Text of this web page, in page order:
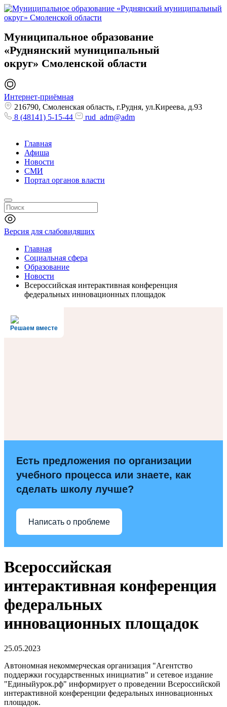
Муниципальное образование
«Руднянский муниципальный
округ» Смоленской области
Интернет-приёмная
216790, Смоленская область, г.Рудня, ул.Киреева, д.93
8 (48141) 5-15-44
rud_adm@adm
Главная
Афиша
Новости
СМИ
Портал органов власти
Версия для слабовидящих
Главная
Социальная сфера
Образование
Новости
Всероссийская интерактивная конференция
федеральных инновационных площадок
Решаем вместе
Есть предложения по организации
учебного процесса или знаете, как
сделать школу лучше?
Написать о проблеме
Всероссийская
интерактивная конференция
федеральных
инновационных площадок
25.05.2023
Автономная некоммерческая организация "Агентство
поддержки государственных инициатив" и сетевое издание
"Единыйурок.рф" информирует о проведении Всероссийской
интерактивной конференции федеральных инновационных
площадок.